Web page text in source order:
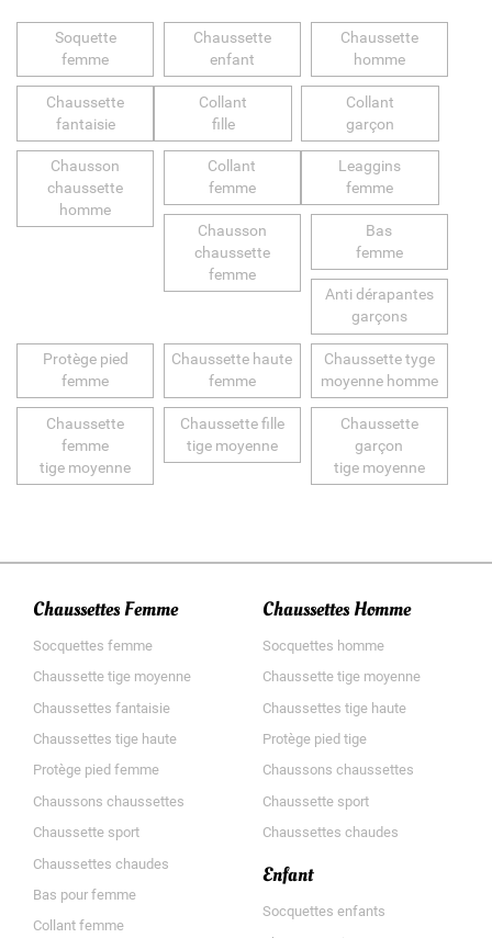
Soquette
femme
Chaussette
enfant
Chaussette
homme
Chaussette
fantaisie
Collant
fille
Collant
garçon
Chausson
chaussette
homme
Collant
femme
Leaggins
femme
Chausson
chaussette
femme
Bas
femme
Anti dérapantes
garçons
Protège pied
femme
Chaussette haute
femme
Chaussette tyge
moyenne homme
Chaussette
femme
tige moyenne
Chaussette fille
tige moyenne
Chaussette
garçon
tige moyenne
Chaussettes Femme
Socquettes femme
Chaussette tige moyenne
Chaussettes fantaisie
Chaussettes tige haute
Protège pied femme
Chaussons chaussettes
Chaussette sport
Chaussettes chaudes
Bas pour femme
Collant femme
Chaussettes Homme
Socquettes homme
Chaussette tige moyenne
Chaussettes tige haute
Protège pied tige
Chaussons chaussettes
Chaussette sport
Chaussettes chaudes
Enfant
Socquettes enfants